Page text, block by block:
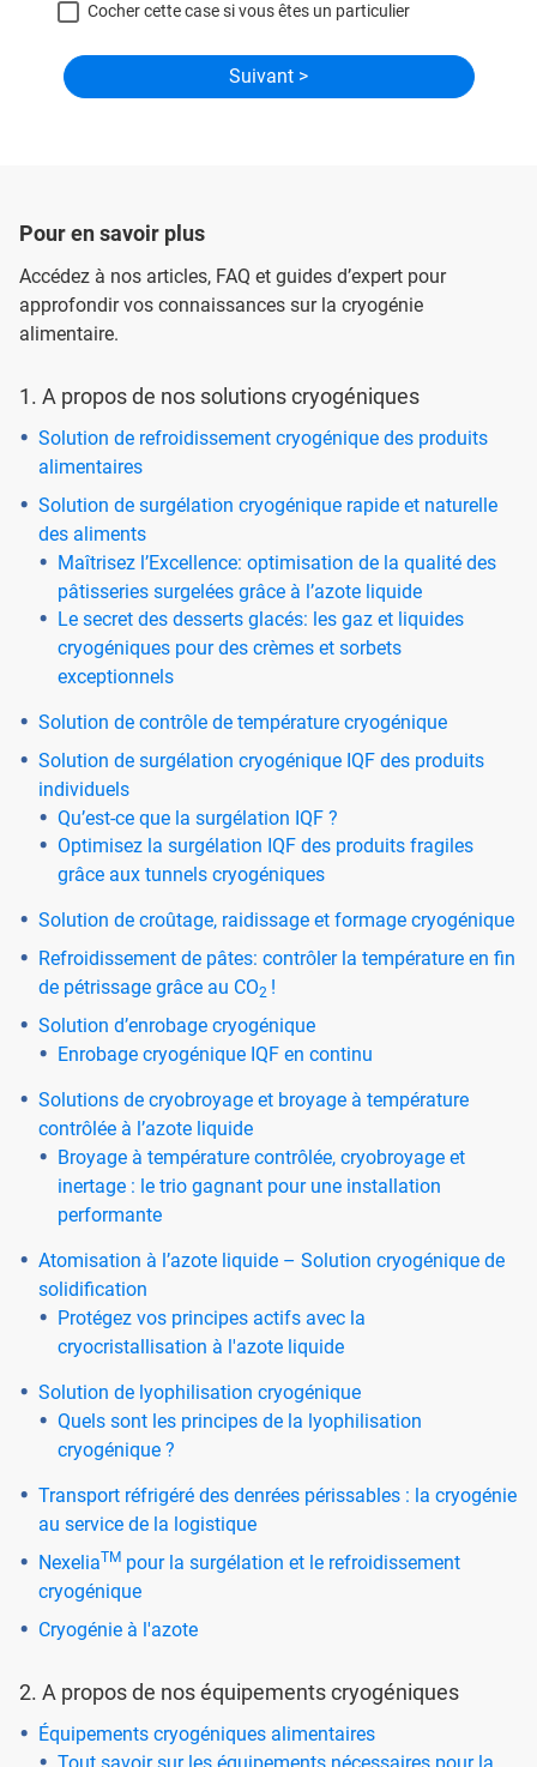
Cocher cette case si vous êtes un particulier
Pour en savoir plus
Accédez à nos articles, FAQ et guides d’expert pour
approfondir vos connaissances sur la cryogénie
alimentaire.
1. A propos de nos solutions cryogéniques
Solution de refroidissement cryogénique des produits
alimentaires
Solution de surgélation cryogénique rapide et naturelle
des aliments
Maîtrisez l’Excellence: optimisation de la qualité des
pâtisseries surgelées grâce à l’azote liquide
Le secret des desserts glacés: les gaz et liquides
cryogéniques pour des crèmes et sorbets
exceptionnels
Solution de contrôle de température cryogénique
Solution de surgélation cryogénique IQF des produits
individuels
Qu’est-ce que la surgélation IQF ?
Optimisez la surgélation IQF des produits fragiles
grâce aux tunnels cryogéniques
Solution de croûtage, raidissage et formage cryogénique
Refroidissement de pâtes: contrôler la température en fin
de pétrissage grâce au CO2 !
Solution d’enrobage cryogénique
Enrobage cryogénique IQF en continu
Solutions de cryobroyage et broyage à température
contrôlée à l’azote liquide
Broyage à température contrôlée, cryobroyage et
inertage : le trio gagnant pour une installation
performante
Atomisation à l’azote liquide – Solution cryogénique de
solidification
Protégez vos principes actifs avec la
cryocristallisation à l'azote liquide
Solution de lyophilisation cryogénique
Quels sont les principes de la lyophilisation
cryogénique ?
Transport réfrigéré des denrées périssables : la cryogénie
au service de la logistique
NexeliaTM pour la surgélation et le refroidissement
cryogénique
Cryogénie à l'azote
2. A propos de nos équipements cryogéniques
Équipements cryogéniques alimentaires